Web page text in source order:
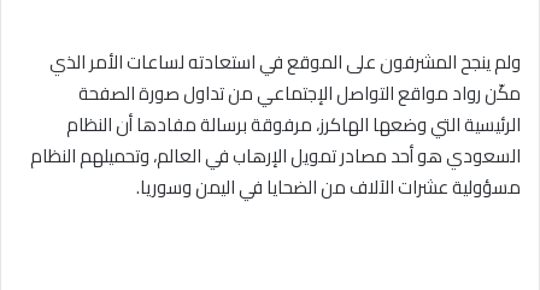
ولم ينجح المشرفون على الموقع في استعادته لساعات الأمر الذي
مكّن رواد مواقع التواصل الإجتماعي من تداول صورة الصفحة
الرئيسية التي وضعها الهاكرز، مرفوقة برسالة مفادها أن النظام
السعودي هو أحد مصادر تمويل الإرهاب في العالم، وتحميلهم النظام
مسؤولية عشرات الآلاف من الضحايا في اليمن وسوريا.